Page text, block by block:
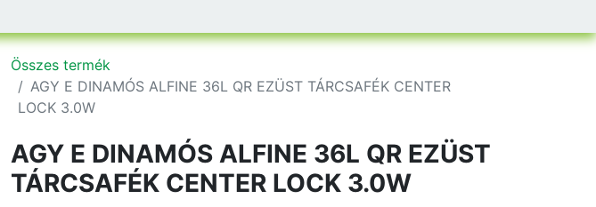
Összes termék
AGY E DINAMÓS ALFINE 36L QR EZÜST TÁRCSAFÉK CENTER
LOCK 3.0W
AGY E DINAMÓS ALFINE 36L QR EZÜST
TÁRCSAFÉK CENTER LOCK 3.0W